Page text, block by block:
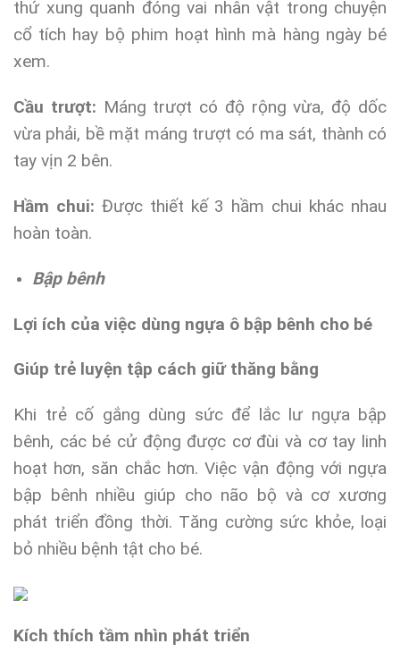
thứ xung quanh đóng vai nhân vật trong chuyện
cổ tích hay bộ phim hoạt hình mà hàng ngày bé
xem.
Cầu trượt: Máng trượt có độ rộng vừa, độ dốc
vừa phải, bề mặt máng trượt có ma sát, thành có
tay vịn 2 bên.
Hầm chui: Được thiết kế 3 hầm chui khác nhau
hoàn toàn.
Bập bênh
Lợi ích của việc dùng ngựa ô bập bênh cho bé
Giúp trẻ luyện tập cách giữ thăng bằng
Khi trẻ cố gắng dùng sức để lắc lư ngựa bập
bênh, các bé cử động được cơ đùi và cơ tay linh
hoạt hơn, săn chắc hơn. Việc vận động với ngựa
bập bênh nhiều giúp cho não bộ và cơ xương
phát triển đồng thời. Tăng cường sức khỏe, loại
bỏ nhiều bệnh tật cho bé.
Kích thích tầm nhìn phát triển